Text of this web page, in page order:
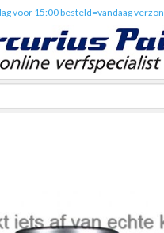
voor 15:00 besteld=vandaag